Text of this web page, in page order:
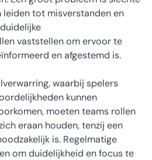
tot misverstanden en
vaststellen om ervoor te
en afgestemd is.
waarbij spelers
kunnen
moeten teams rollen
eraan houden, tenzij een
is. Regelmatige
om duidelijkheid en focus te